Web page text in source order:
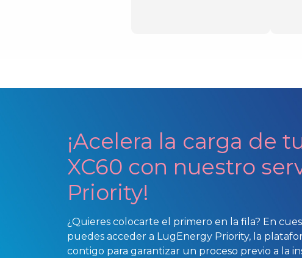
¡Acelera la carga de
XC60 con nuestro
Priority!
¿Quieres colocarte el primero en la fila? En
puedes acceder a LugEnergy Priority, la
contigo para garantizar un proceso previo a la